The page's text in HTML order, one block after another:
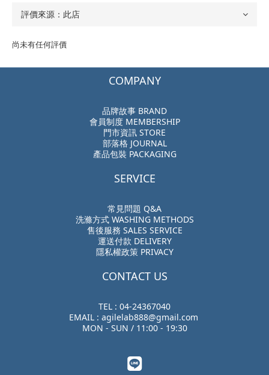
尚未有任何評價
COMPANY
品牌故事 BRAND
會員制度 MEMBERSHIP
門市資訊 STORE
部落格 JOURNAL
產品包裝 PACKAGING
SERVICE
常見問題 Q&A
洗滌方式 WASHING METHODS
售後服務 SALES SERVICE
運送付款 DELIVERY
隱私權政策 PRIVACY
CONTACT US
TEL : 04-24367040
EMAIL : agilelab888@gmail.com
MON - SUN / 11:00 - 19:30